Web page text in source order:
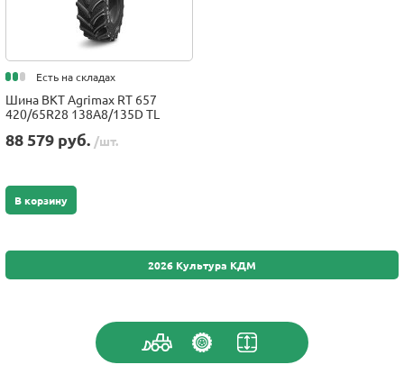
Есть на складах
Шина BKT Agrimax RT 657
420/65R28 138A8/135D TL
88 579 руб. /шт.
В корзину
2026 Культура КДМ